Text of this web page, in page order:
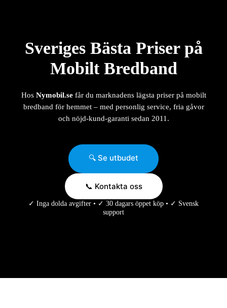
Sveriges Bästa Priser på
Mobilt Bredband
Hos Nymobil.sefår du marknadens lägsta priser på mobilt
bredband för hemmet – med personlig service, fria gåvor
och nöjd-kund-garanti sedan 2011.
🔍 Se utbudet
📞 Kontakta oss
✓ Inga dolda avgifter • ✓ 30 dagars öppet köp • ✓ Svensk
support